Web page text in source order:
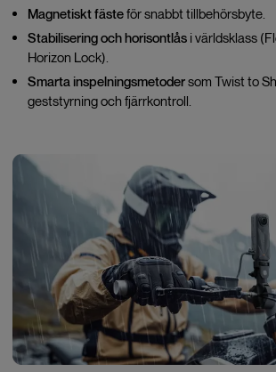
Magnetiskt fästeför snabbt tillbehörsbyte.
Stabilisering och horisontlås i världsklass
Horizon Lock).
Smarta inspelningsmetodersom Twist to
geststyrning och fjärrkontroll.